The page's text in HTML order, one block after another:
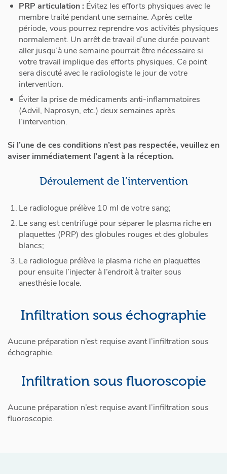
PRP articulation : Évitez les efforts physiques avec le
membre traité pendant une semaine. Après cette
période, vous pourrez reprendre vos activités physiques
normalement. Un arrêt de travail d’une durée pouvant
aller jusqu’à une semaine pourrait être nécessaire si
votre travail implique des efforts physiques. Ce point
sera discuté avec le radiologiste le jour de votre
intervention.
Éviter la prise de médicaments anti-inflammatoires
(Advil, Naprosyn, etc.) deux semaines après
l’intervention.
Si l’une de ces conditions n’est pas respectée, veuillez en
aviser immédiatement l’agent à la réception.
Déroulement de l’intervention
Le radiologue prélève 10 ml de votre sang;
Le sang est centrifugé pour séparer le plasma riche en
plaquettes (PRP) des globules rouges et des globules
blancs;
Le radiologue prélève le plasma riche en plaquettes
pour ensuite l’injecter à l’endroit à traiter sous
anesthésie locale.
Infiltration sous échographie
Aucune préparation n’est requise avant l’infiltration sous
échographie.
Infiltration sous fluoroscopie
Aucune préparation n’est requise avant l’infiltration sous
fluoroscopie.